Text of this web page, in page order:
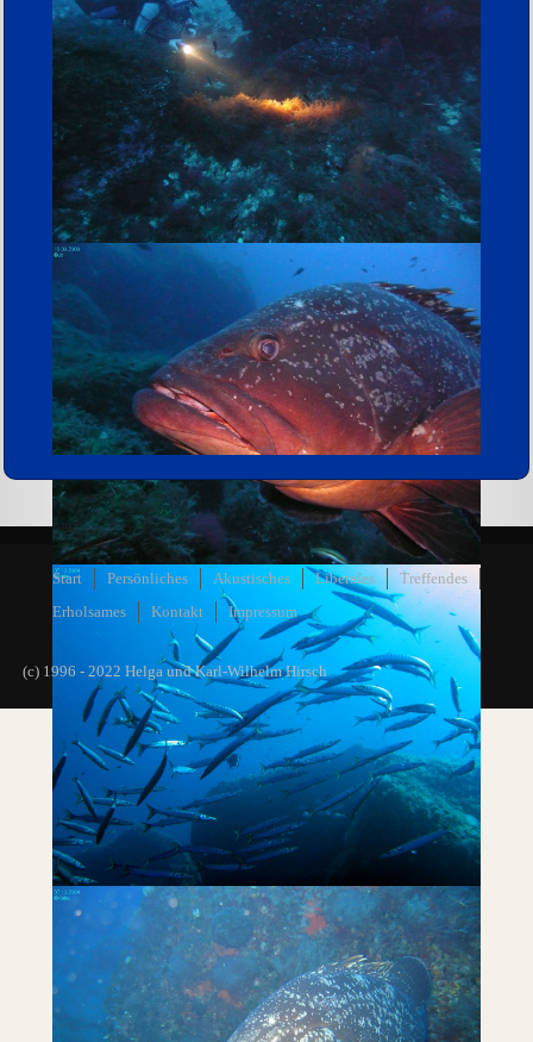
Start Persönliches Akustisches Liberales
Treffendes
Erholsames
Kontakt Impressum
(c) 1996 - 2022 Helga und Karl-Wilhelm Hirsch